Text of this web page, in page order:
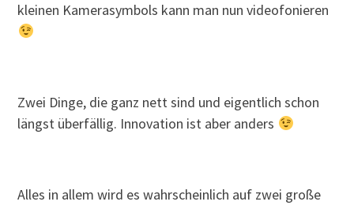
kleinen Kamerasymbols kann man nun videofonieren
Zwei Dinge, die ganz nett sind und eigentlich schon
längst überfällig. Innovation ist aber anders
Alles in allem wird es wahrscheinlich auf zwei große